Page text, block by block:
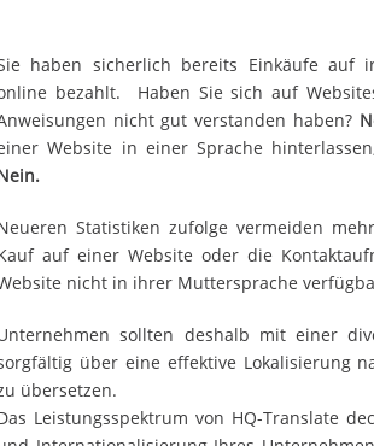
haben sicherlich bereits Einkäufe auf
bezahlt. Haben Sie sich auf
nicht gut verstanden haben?
Website in einer Sprache
Statistiken zufolge vermeiden
auf einer Website oder die
nicht in ihrer Muttersprache
sollten deshalb mit einer
über eine effektive Lokalisierung
übersetzen.
Leistungsspektrum von HQ-Translate